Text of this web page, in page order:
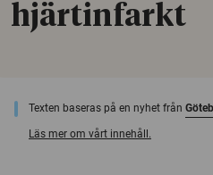
hjärtinfarkt
Texten baseras på en nyhet från
Läs mer om vårt innehåll.